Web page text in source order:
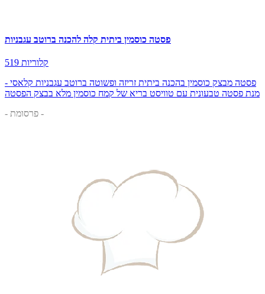
פסטה כוסמין ביתית קלה להכנה ברוטב עגבניות
519 קלוריות
פסטה מבצק כוסמין בהכנה ביתית זריזה ופשוטה ברוטב עגבניות קלאסי -
מנת פסטה טבעונית עם טוויסט בריא של קמח כוסמין מלא בבצק הפסטה
- פרסומת -